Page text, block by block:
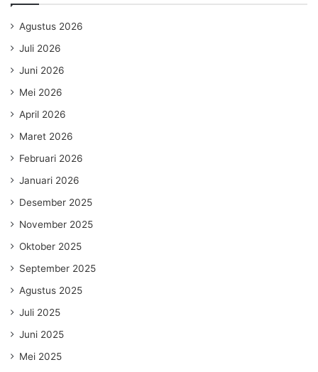
Agustus 2026
Juli 2026
Juni 2026
Mei 2026
April 2026
Maret 2026
Februari 2026
Januari 2026
Desember 2025
November 2025
Oktober 2025
September 2025
Agustus 2025
Juli 2025
Juni 2025
Mei 2025